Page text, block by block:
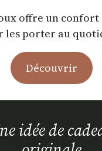
offre un
les porter au
Découvrir
idée de